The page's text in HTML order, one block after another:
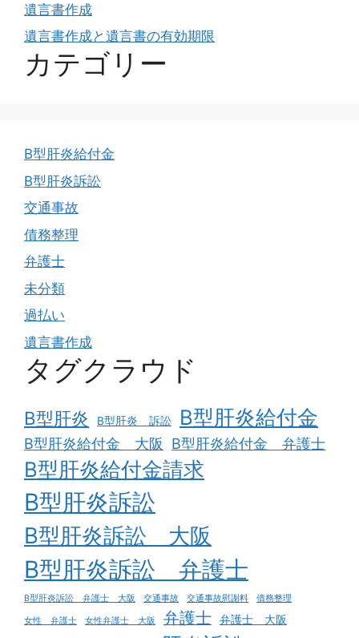
遺言書作成
遺言書作成と遺言書の有効期限
カテゴリー
B型肝炎給付金
B型肝炎訴訟
交通事故
債務整理
弁護士
未分類
過払い
遺言書作成
タグクラウド
B型肝炎 B型肝炎 訴訟 B型肝炎給付金
B型肝炎給付金 大阪 B型肝炎給付金 弁護士
B型肝炎給付金請求
B型肝炎訴訟
B型肝炎訴訟 大阪
B型肝炎訴訟 弁護士
B型肝炎訴訟 弁護士 大阪 交通事故 交通事故慰謝料 債務整理
女性 弁護士 女性弁護士 大阪 弁護士 弁護士 大阪